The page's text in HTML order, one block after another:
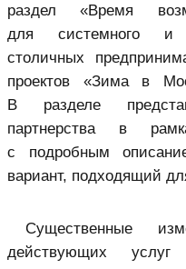
раздел «Время
для системного и
столичных
проектов «Зима в
В разделе
партнерства в
с подробным
вариант, подходящий
Существенные
действующих